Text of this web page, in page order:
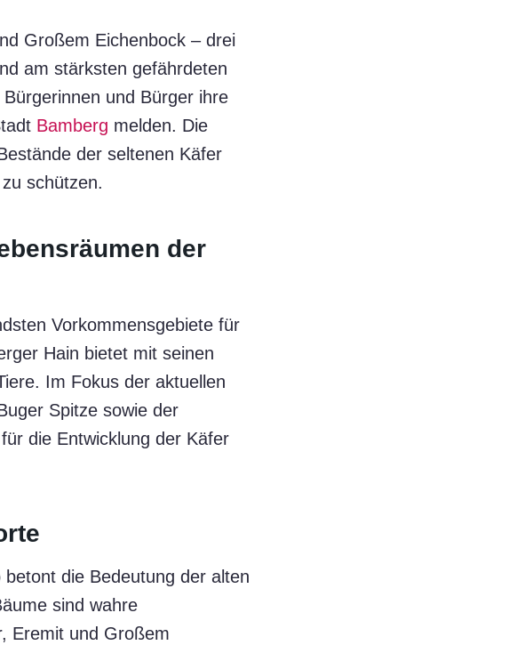
Großem Eichenbock – drei
am stärksten gefährdeten
und Bürger ihre
Bamberg melden. Die
der seltenen Käfer
schützen.
der
Vorkommensgebiete für
Hain bietet mit seinen
Im Fokus der aktuellen
Spitze sowie der
die Entwicklung der Käfer
die Bedeutung der alten
sind wahre
Eremit und Großem